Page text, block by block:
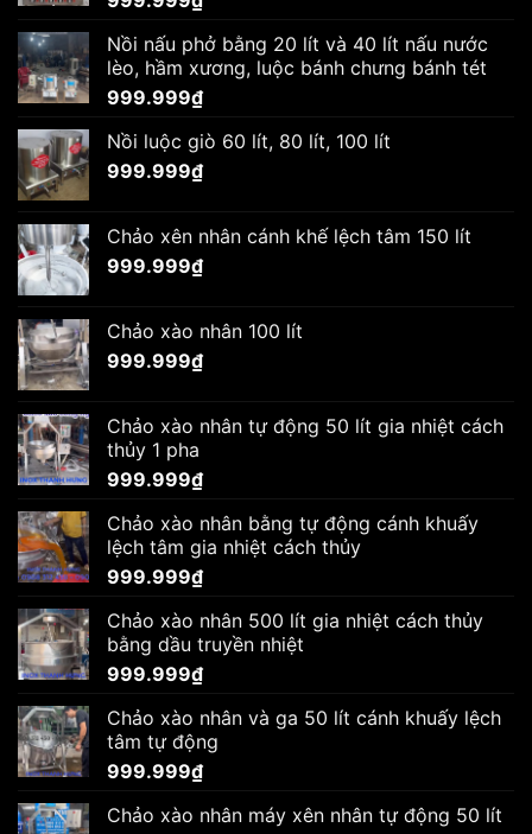
Nồi nấu phở bằng 20 lít và 40 lít nấu nước
lèo, hầm xương, luộc bánh chưng bánh tét
999.999₫
Nồi luộc giò 60 lít, 80 lít, 100 lít
999.999₫
Chảo xên nhân cánh khế lệch tâm 150 lít
999.999₫
Chảo xào nhân 100 lít
999.999₫
Chảo xào nhân tự động 50 lít gia nhiệt cách
thủy 1 pha
999.999₫
Chảo xào nhân bằng tự động cánh khuấy
lệch tâm gia nhiệt cách thủy
999.999₫
Chảo xào nhân 500 lít gia nhiệt cách thủy
bằng dầu truyền nhiệt
999.999₫
Chảo xào nhân và ga 50 lít cánh khuấy lệch
tâm tự động
999.999₫
Chảo xào nhân máy xên nhân tự động 50 lít